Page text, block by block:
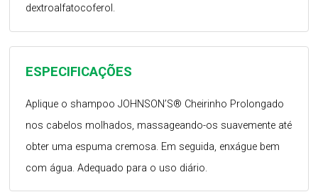
ESPECIFICAÇÕES
Aplique o shampoo JOHNSON’S® Cheirinho Prolongado
nos cabelos molhados, massageando-os suavemente até
obter uma espuma cremosa. Em seguida, enxágue bem
com água. Adequado para o uso diário.
dextroalfatocoferol.